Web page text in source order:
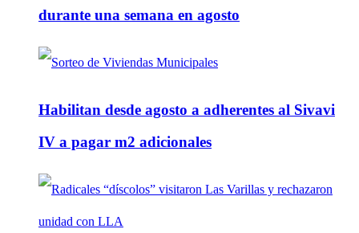
durante una semana en agosto
Habilitan desde agosto a adherentes al Sivavi
IV a pagar m2 adicionales